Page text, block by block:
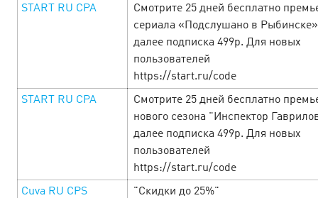
Cyber Monday — неделя
нечеловеческой выгоды!24 January’25
С 24 по 31 января в Cityads кибератака прибыльных
условий — прибыльные офферы, промокоды и акции от
рекламодателей и другие уникальные предложения.
Смотрите специальную подборку офферов и зара…
START RU CPA
Смотрите 25 дней бесплатно
сериала «Подслушано в
далее подписка 499р. Для новых
пользователей
https://start.ru/code
START RU CPA
Смотрите 25 дней бесплатно
нового сезона "Инспектор
далее подписка 499р. Для новых
пользователей
https://start.ru/code
Cuva RU СРS "Скидки до 25%"